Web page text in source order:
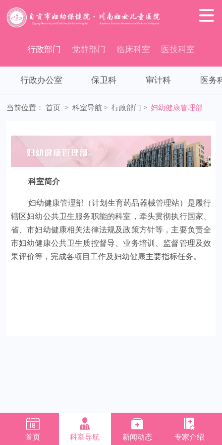

行政部门 党群部门 临床科室 医技科室
行政办公室 保卫科 审计科 医务
当前位置： 首页 > 科室导航 > 行政部门 > 妇幼健康管理部
科室简介
妇幼健康管理部（计划生育药品器械管理站）是履行
辖区妇幼公共卫生服务职能的科室，牵头贯彻执行国家、
省、市妇幼健康相关法律法规及政策方针等，主要负责全
市妇幼健康公共卫生质控督导、业务培训、监督管理及效
果评价等，完成各项目工作及妇幼健康主要指标任务。

首页

科室导航

新闻动态

专家介绍